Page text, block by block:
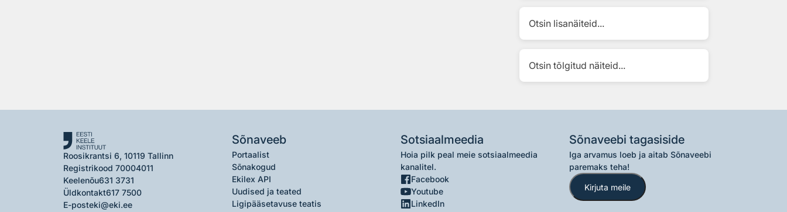
Otsin lisanäiteid...
Otsin tõlgitud näiteid...
Roosikrantsi 6, 10119 Tallinn
Registrikood 70004011
Keelenõu631 3731
Üldkontakt617 7500
E-posteki@eki.ee
Sõnaveeb
Portaalist
Sõnakogud
Ekilex API
Uudised ja teated
Ligipääsetavuse teatis
Sotsiaalmeedia
Hoia pilk peal meie sotsiaalmeedia
kanalitel.
Facebook
Youtube
LinkedIn
Sõnaveebi tagasiside
Iga arvamus loeb ja aitab Sõnaveebi
paremaks teha!
Kirjuta meile